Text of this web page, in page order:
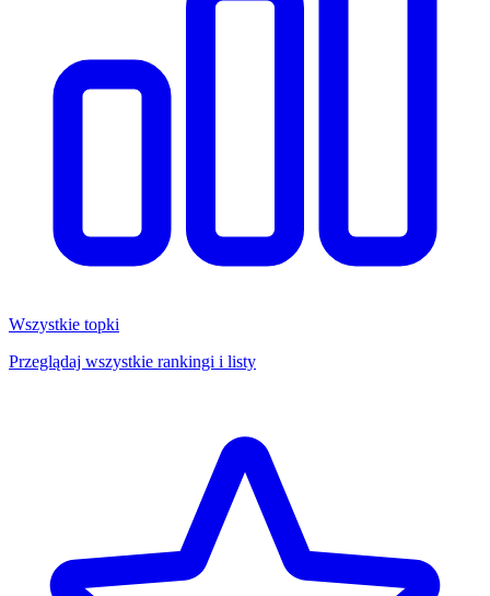
Wszystkie topki
Przeglądaj wszystkie rankingi i listy